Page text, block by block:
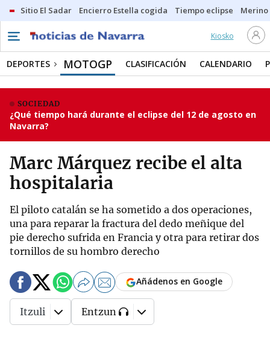
Sitio El Sadar Encierro Estella cogida Tiempo eclipse
Kiosko
DEPORTES MOTOGP CLASIFICACIÓN CALENDARIO
SOCIEDAD
¿Qué tiempo hará durante el eclipse del 12 de agosto en
Navarra?
Marc Márquez recibe el alta
hospitalaria
El piloto catalán se ha sometido a dos operaciones,
una para reparar la fractura del dedo meñique del
pie derecho sufrida en Francia y otra para retirar dos
tornillos de su hombro derecho
Añádenos en Google
Itzuli Entzun